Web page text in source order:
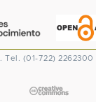
Tel. (01-722) 2262300